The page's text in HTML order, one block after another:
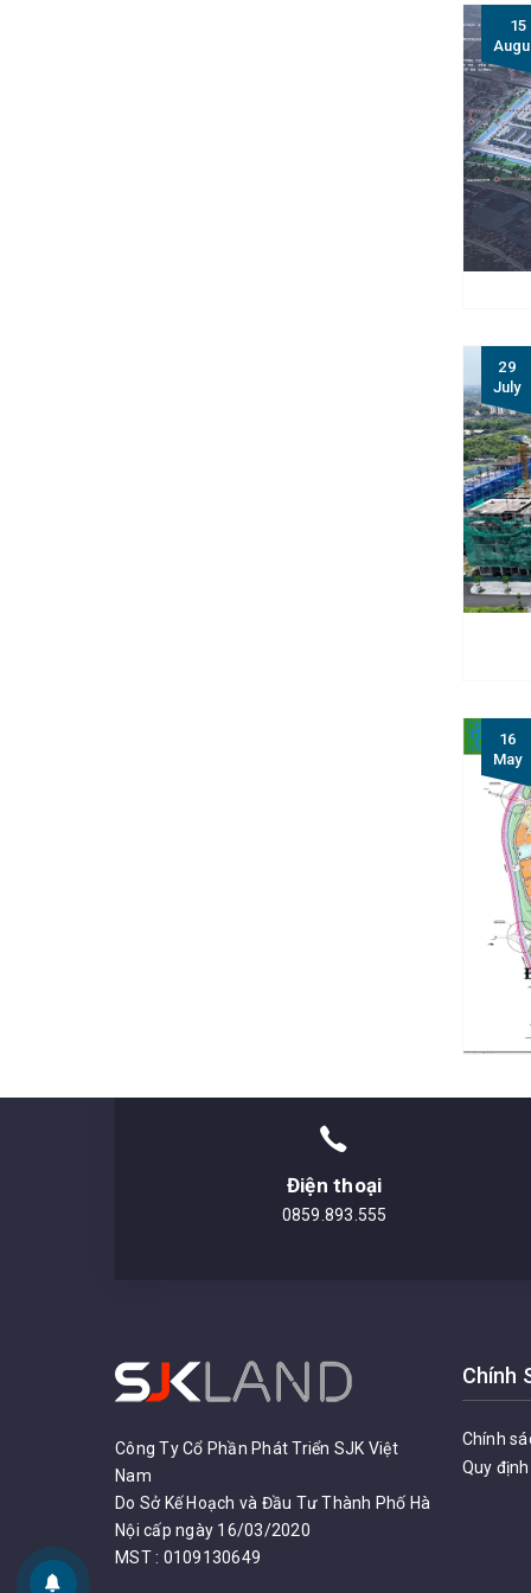
15
29
July
16
May
Điện thoại
0859.893.555
Công Ty Cổ Phần Phát Triển SJK Việt
Nam
Do Sở Kế Hoạch và Đầu Tư Thành Phố Hà
Nội cấp ngày 16/03/2020
MST : 0109130649
Chính
Chính
Quy